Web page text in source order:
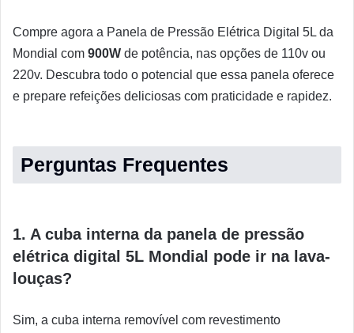
Compre agora a Panela de Pressão Elétrica Digital 5L da
Mondial com 900W de potência, nas opções de 110v ou
220v. Descubra todo o potencial que essa panela oferece
e prepare refeições deliciosas com praticidade e rapidez.
Perguntas Frequentes
1. A cuba interna da panela de pressão
elétrica digital 5L Mondial pode ir na lava-
louças?
Sim, a cuba interna removível com revestimento